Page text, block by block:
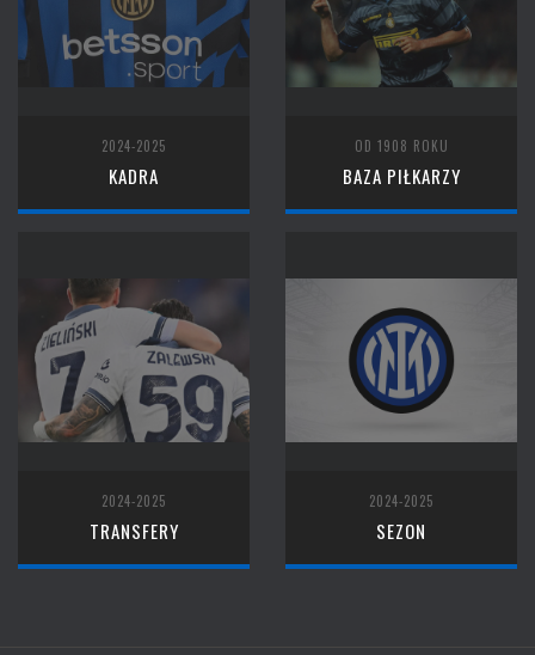
2024-2025
KADRA
OD 1908 ROKU
BAZA PIŁKARZY
2024-2025
TRANSFERY
2024-2025
SEZON